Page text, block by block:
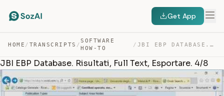
Get App
HOME / TRANSCRIPTS /
SOFTWARE
HOW-TO
/ JBI EBP DATABASE. RISULTATI, FULL TEXT, ESPORTARE. 4/8 — TRANSCRIPT
JBI EBP Database. Risultati, Full Text, Esportare. 4/8